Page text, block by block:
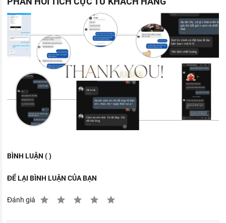
BÌNH LUẬN ( )
ĐỂ LẠI BÌNH LUẬN CỦA BẠN
Đánh giá